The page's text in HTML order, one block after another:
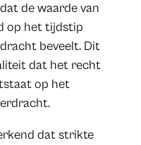
de waarde van
op het tijdstip
beveelt. Dit
dat het recht
op het
dat strikte